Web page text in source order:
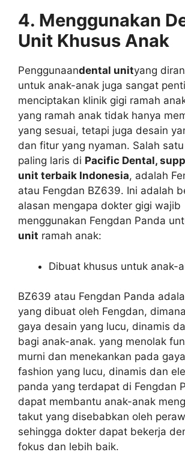
4. Menggunakan
Unit Khusus Anak
Penggunaandental unityang
untuk anak-anak juga sangat
menciptakan klinik gigi ramah
yang ramah anak tidak hanya
yang sesuai, tetapi juga desain
dan fitur yang nyaman. Salah
paling laris di Pacific Dental,
unit terbaik Indonesia, adalah
atau Fengdan BZ639. Ini adalah
alasan mengapa dokter gigi wajib
menggunakan Fengdan Panda
unit ramah anak:
Dibuat khusus untuk anak-
BZ639 atau Fengdan Panda
yang dibuat oleh Fengdan,
gaya desain yang lucu, dinamis
bagi anak-anak. yang menolak
murni dan menekankan pada
fashion yang lucu, dinamis dan
panda yang terdapat di Fengdan
dapat membantu anak-anak
takut yang disebabkan oleh
sehingga dokter dapat bekerja
fokus dan lebih baik.